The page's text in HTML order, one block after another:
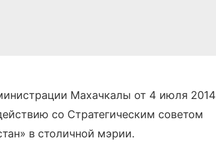
Махачкалы от 4 июля 2014
со Стратегическим советом
в столичной мэрии.